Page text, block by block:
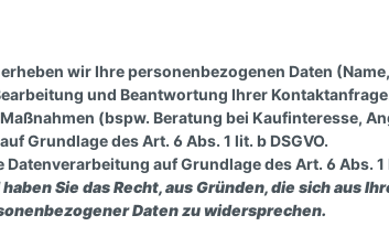
Gurtzügel
Seil-und
Westernzügel
Langzügel
wir Ihre personenbezogenen Daten
und Beantwortung Ihrer
(bspw. Beratung bei Kaufinteresse,
Grundlage des Art. 6 Abs. 1 lit. b DSGVO.
auf Grundlage des Art. 6 Abs.
haben Sie das Recht, aus Gründen, die sich aus
Daten zu widersprechen.